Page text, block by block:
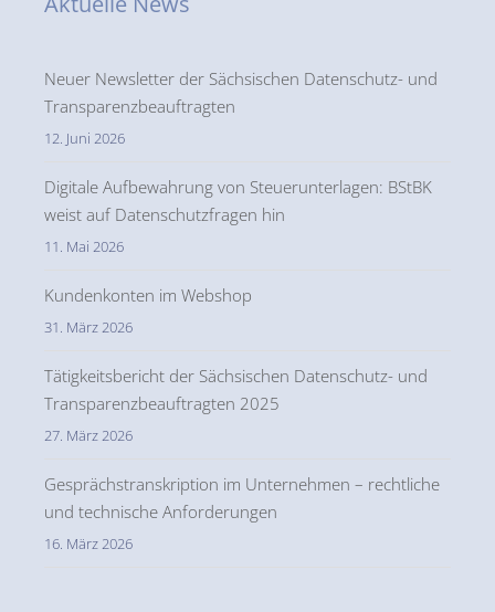
Neuer Newsletter der Sächsischen Datenschutz- und
Transparenzbeauftragten
12. Juni 2026
Digitale Aufbewahrung von Steuerunterlagen: BStBK
weist auf Datenschutzfragen hin
11. Mai 2026
Kundenkonten im Webshop
31. März 2026
Tätigkeitsbericht der Sächsischen Datenschutz- und
Transparenzbeauftragten 2025
27. März 2026
Gesprächstranskription im Unternehmen – rechtliche
und technische Anforderungen
16. März 2026